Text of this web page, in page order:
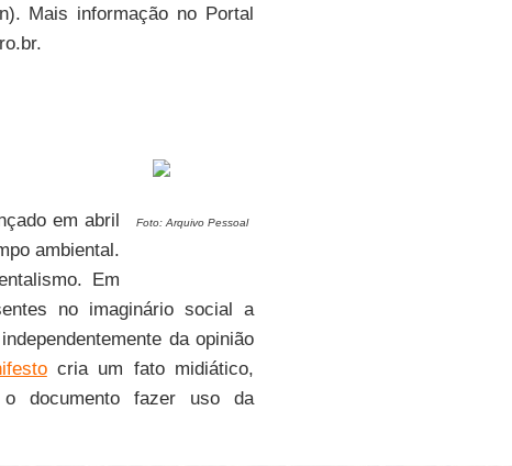
Mais informação no Portal
Foto: Arquivo Pessoal
em abril
ambiental.
Em
no imaginário social a
da opinião
cria um fato midiático,
documento fazer uso da